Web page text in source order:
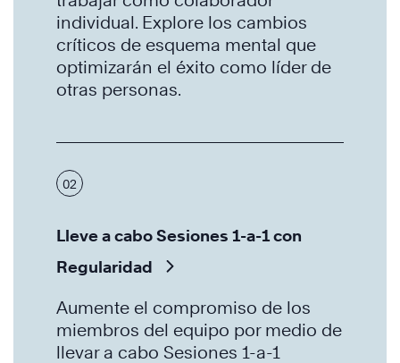
individual. Explore los cambios
críticos de esquema mental que
optimizarán el éxito como líder de
otras personas.
02
Lleve a cabo Sesiones 1-a-1 con
Regularidad
Aumente el compromiso de los
miembros del equipo por medio de
llevar a cabo Sesiones 1-a-1